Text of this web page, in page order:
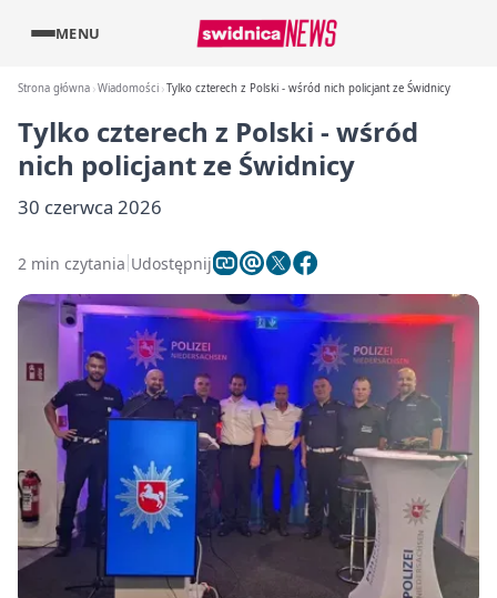
MENU
Strona główna Wiadomości Tylko czterech z Polski - wśród nich policjant ze Świdnicy
Tylko czterech z Polski - wśród
nich policjant ze Świdnicy
30 czerwca 2026
2 min czytania Udostępnij